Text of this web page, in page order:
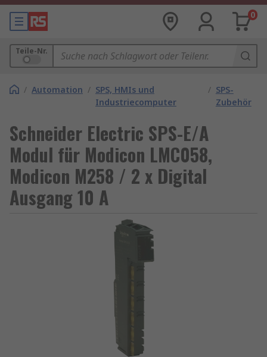
0
Teile-Nr.
/ Automation / SPS, HMIs und
Industriecomputer
/ SPS-
Zubehör
Schneider Electric SPS-E/A
Modul für Modicon LMC058,
Modicon M258 / 2 x Digital
Ausgang 10 A